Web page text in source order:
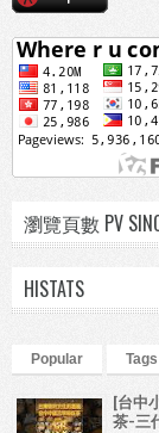
瀏覽頁數 PV
HISTATS
Popular Tags
[台中
茶-三